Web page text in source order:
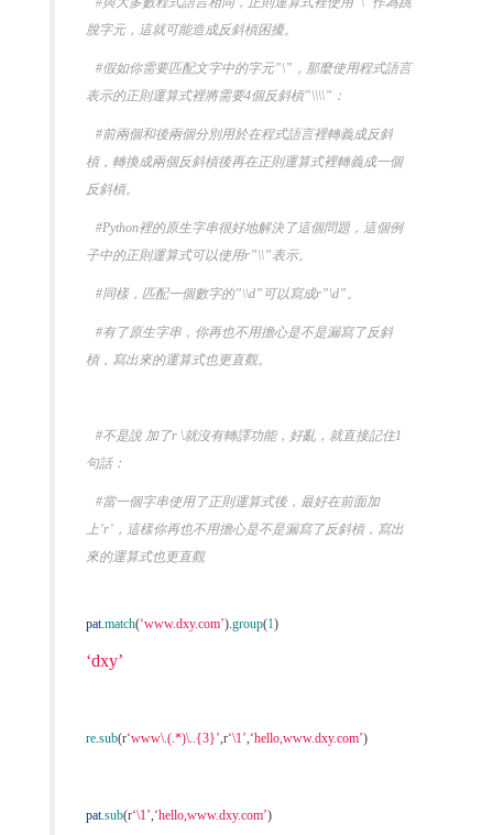
脫字元，這就可能造成反斜槓困擾。
#假如你需要匹配文字中的字元”\”，那麼使用程式語言
表示的正則運算式裡將需要4個反斜槓”\\\\”：
#前兩個和後兩個分別用於在程式語言裡轉義成反斜
槓，轉換成兩個反斜槓後再在正則運算式裡轉義成一個
反斜槓。
#Python裡的原生字串很好地解決了這個問題，這個例
子中的正則運算式可以使用r”\\”表示。
#同樣，匹配一個數字的”\\d”可以寫成r”\d”。
#有了原生字串，你再也不用擔心是不是漏寫了反斜
槓，寫出來的運算式也更直觀。
#不是說 加了r \就沒有轉譯功能，好亂，就直接記住1
句話：
#當一個字串使用了正則運算式後，最好在前面加
上’r’，這樣你再也不用擔心是不是漏寫了反斜槓，寫出
來的運算式也更直觀
pat.match(‘www.dxy.com’).group(1)
‘dxy’
re.sub(r‘www\.(.*)\..{3}’,r‘\1’,‘hello,www.dxy.com’)
pat.sub(r‘\1’,‘hello,www.dxy.com’)